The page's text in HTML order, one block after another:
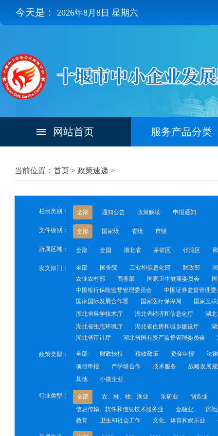
今天是： 2026年8月8日 星期六
网站首页 服务产品分类
当前位置：首页 > 政策速递 >
栏目类别： 全部 通知公告 政策解读 申报通知
文件级别： 全部 国家级 省级 市级
所属区域： 全部 全国 湖北省 茅箭区 张湾区
发文部门： 全部 国务院 工业和信息化部 财政部
农业农村部
商务部 国家卫生健康委员会
中国银行保险监督管理委员会
中国证券监督管理委
国家国际发展合作署
国家医疗保障局
国家互
湖北省科学技术厅
湖北省经济和信息化厅
湖
湖北省生态环境厅
湖北省住房和城乡建设厅
湖北省审计厅
湖北省国有资产监督管理委员会
政策类型： 全部 财政扶持 税收政策 资金申报
法
项目申报
产学研合作 技术服务
战略发展
其他
小微企业
行业类型： 全部 农、林、牧、渔业 采矿业
制造业
信息传输、软件和信息技术服务业
金融业
房
教育
卫生和社会工作 文化、体育和娱乐业